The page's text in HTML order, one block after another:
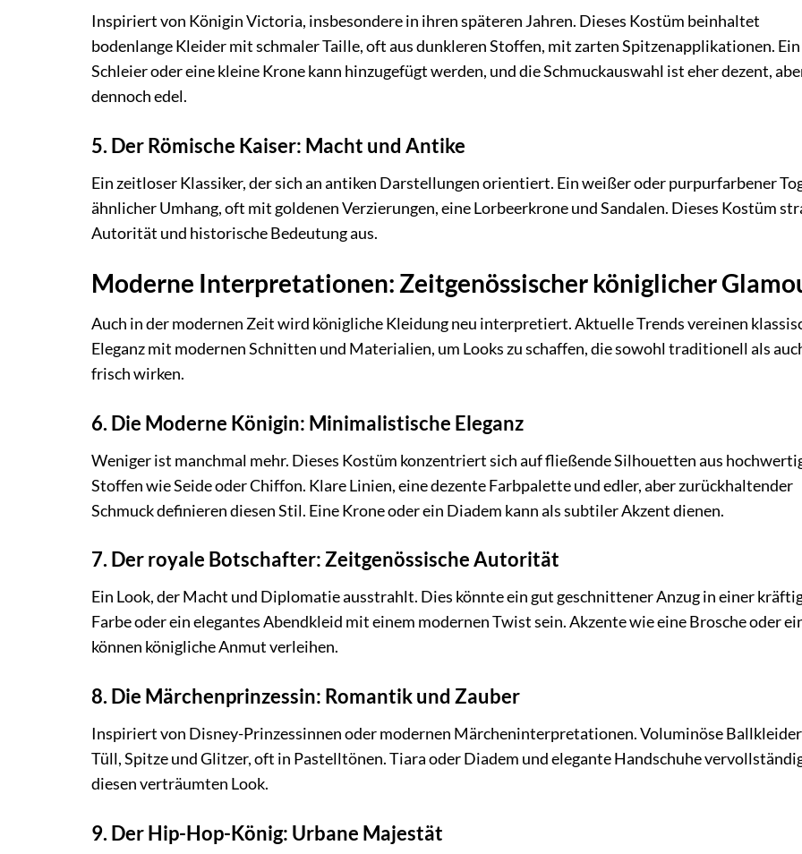
Inspiriert von Königin Victoria, insbesondere in ihren späteren Jahren. Dieses Kostüm beinhaltet
bodenlange Kleider mit schmaler Taille, oft aus dunkleren Stoffen, mit zarten Spitzenapplikationen. Ein
Schleier oder eine kleine Krone kann hinzugefügt werden, und die Schmuckauswahl ist eher dezent,
dennoch edel.
5. Der Römische Kaiser: Macht und Antike
Ein zeitloser Klassiker, der sich an antiken Darstellungen orientiert. Ein weißer oder purpurfarbener
ähnlicher Umhang, oft mit goldenen Verzierungen, eine Lorbeerkrone und Sandalen. Dieses Kostüm
Autorität und historische Bedeutung aus.
Moderne Interpretationen: Zeitgenössischer königlicher
Auch in der modernen Zeit wird königliche Kleidung neu interpretiert. Aktuelle Trends vereinen
Eleganz mit modernen Schnitten und Materialien, um Looks zu schaffen, die sowohl traditionell als
frisch wirken.
6. Die Moderne Königin: Minimalistische Eleganz
Weniger ist manchmal mehr. Dieses Kostüm konzentriert sich auf fließende Silhouetten aus
Stoffen wie Seide oder Chiffon. Klare Linien, eine dezente Farbpalette und edler, aber zurückhaltender
Schmuck definieren diesen Stil. Eine Krone oder ein Diadem kann als subtiler Akzent dienen.
7. Der royale Botschafter: Zeitgenössische Autorität
Ein Look, der Macht und Diplomatie ausstrahlt. Dies könnte ein gut geschnittener Anzug in einer
Farbe oder ein elegantes Abendkleid mit einem modernen Twist sein. Akzente wie eine Brosche oder
können königliche Anmut verleihen.
8. Die Märchenprinzessin: Romantik und Zauber
Inspiriert von Disney-Prinzessinnen oder modernen Märcheninterpretationen. Voluminöse
Tüll, Spitze und Glitzer, oft in Pastelltönen. Tiara oder Diadem und elegante Handschuhe
diesen verträumten Look.
9. Der Hip-Hop-König: Urbane Majestät